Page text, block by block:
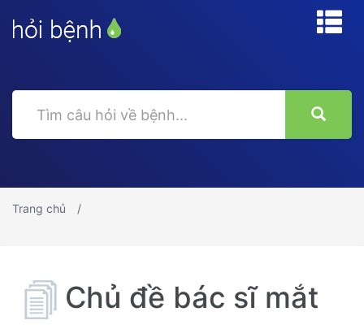
Trang chủ
Chủ đề bác sĩ mắt